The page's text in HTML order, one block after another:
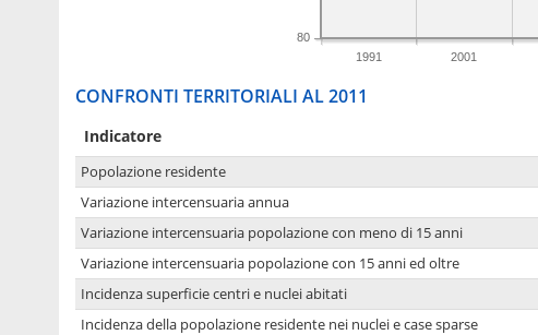
1991 2001
80
CONFRONTI TERRITORIALI AL 2011
Indicatore
Popolazione residente
Variazione intercensuaria annua
Variazione intercensuaria popolazione con meno di 15 anni
Variazione intercensuaria popolazione con 15 anni ed oltre
Incidenza superficie centri e nuclei abitati
Incidenza della popolazione residente nei nuclei e case sparse